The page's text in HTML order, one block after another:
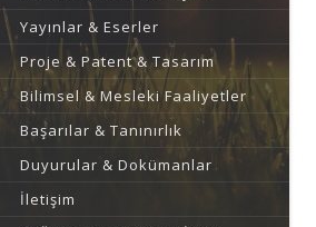
Yayınlar & Eserler
Proje & Patent & Tasarım
Bilimsel & Mesleki Faaliyetler
Başarılar & Tanınırlık
Duyurular & Dokümanlar
İletişim